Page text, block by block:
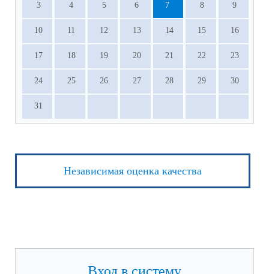
3 4 5 6 7 8 9
10 11 12 13 14 15 16
17 18 19 20 21 22 23
24 25 26 27 28 29 30
31
Независимая оценка качества